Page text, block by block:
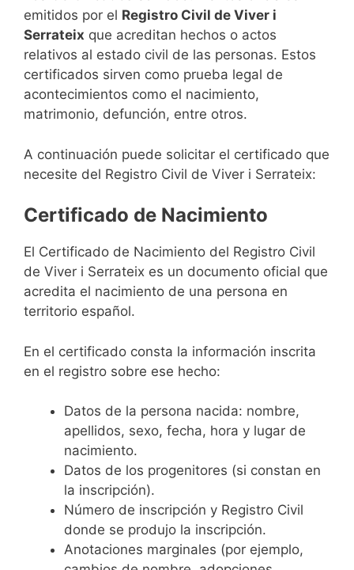
emitidos por el Registro Civil de Viver i
Serrateix que acreditan hechos o actos
relativos al estado civil de las personas. Estos
certificados sirven como prueba legal de
acontecimientos como el nacimiento,
matrimonio, defunción, entre otros.
A continuación puede solicitar el certificado que
necesite del Registro Civil de Viver i Serrateix:
Certificado de Nacimiento
El Certificado de Nacimiento del Registro Civil
de Viver i Serrateix es un documento oficial que
acredita el nacimiento de una persona en
territorio español.
En el certificado consta la información inscrita
en el registro sobre ese hecho:
Datos de la persona nacida: nombre,
apellidos, sexo, fecha, hora y lugar de
nacimiento.
Datos de los progenitores (si constan en
la inscripción).
Número de inscripción y Registro Civil
donde se produjo la inscripción.
Anotaciones marginales (por ejemplo,